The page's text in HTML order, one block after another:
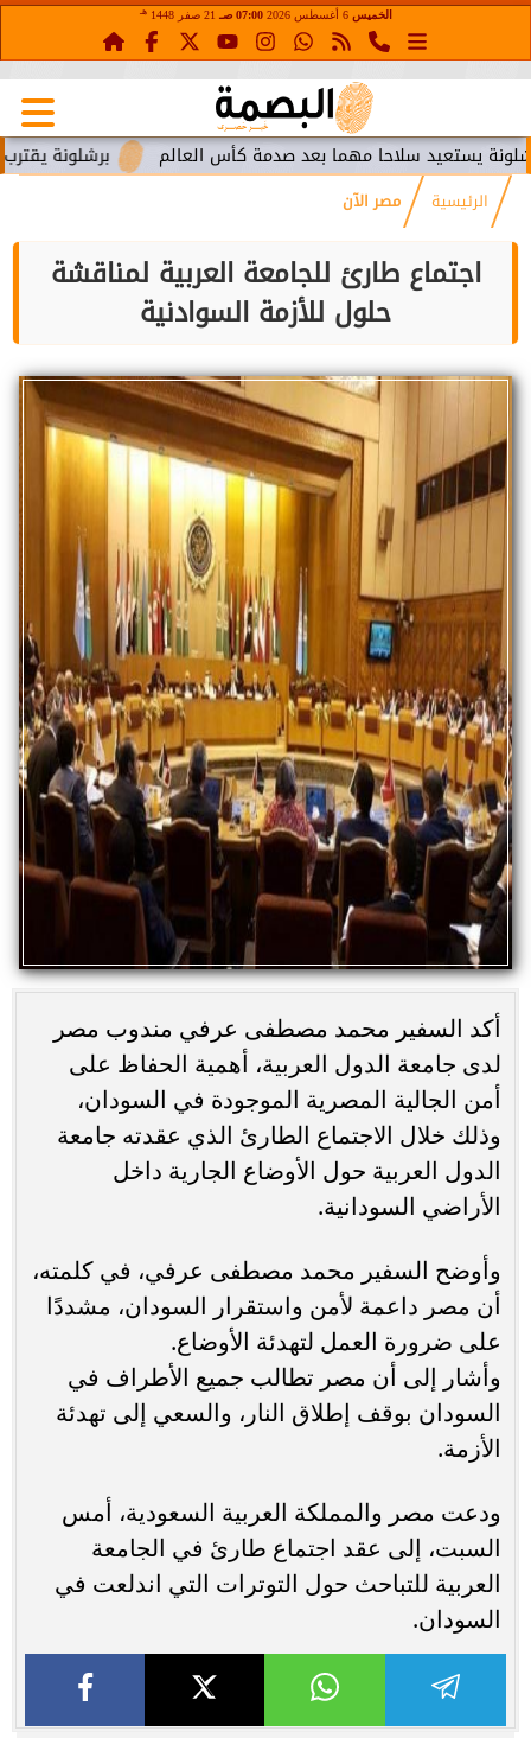
الخميس 6 أغسطس 2026 07:00 صـ 21 صفر 1448 هـ
برشلونة يقترب من سلاحا مهما بعد صدمة كأس العالم
الرئيسية مصر الآن
اجتماع طارئ للجامعة العربية لمناقشة
حلول للأزمة السوادنية
أكد السفير محمد مصطفى عرفي مندوب مصر
لدى جامعة الدول العربية، أهمية الحفاظ على
أمن الجالية المصرية الموجودة في السودان،
وذلك خلال الاجتماع الطارئ الذي عقدته جامعة
الدول العربية حول الأوضاع الجارية داخل
الأراضي السودانية.
وأوضح السفير محمد مصطفى عرفي، في كلمته،
أن مصر داعمة لأمن واستقرار السودان، مشددًا
على ضرورة العمل لتهدئة الأوضاع.
وأشار إلى أن مصر تطالب جميع الأطراف في
السودان بوقف إطلاق النار، والسعي إلى تهدئة
الأزمة.
ودعت مصر والمملكة العربية السعودية، أمس
السبت، إلى عقد اجتماع طارئ في الجامعة
العربية للتباحث حول التوترات التي اندلعت في
السودان.